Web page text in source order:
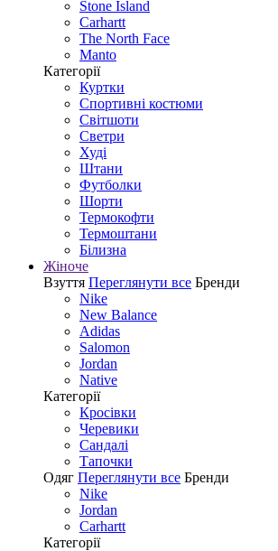
Stone Island
Carhartt
The North Face
Manto
Категорії
Куртки
Спортивні костюми
Світшоти
Светри
Худі
Штани
Футболки
Шорти
Термокофти
Термоштани
Білизна
Жіноче
Взуття Переглянути все Бренди
Nike
New Balance
Adidas
Salomon
Jordan
Native
Категорії
Кросівки
Черевики
Сандалі
Tапочки
Одяг Переглянути все Бренди
Nike
Jordan
Carhartt
Категорії